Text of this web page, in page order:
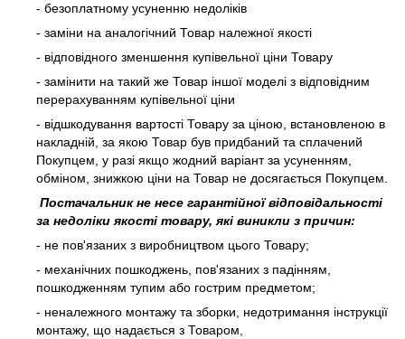
- безоплатному усуненню недоліків
- заміни на аналогічний Товар належної якості
- відповідного зменшення купівельної ціни Товару
- замінити на такий же Товар іншої моделі з відповідним
перерахуванням купівельної ціни
- відшкодування вартості Товару за ціною, встановленою в
накладній, за якою Товар був придбаний та сплачений
Покупцем, у разі якщо жодний варіант за усуненням,
обміном, знижкою ціни на Товар не досягається Покупцем.
Постачальник не несе гарантійної відповідальності
за недоліки якості товару, які виникли з причин:
- не пов'язаних з виробництвом цього Товару;
- механічних пошкоджень, пов'язаних з падінням,
пошкодженням тупим або гострим предметом;
- неналежного монтажу та зборки, недотримання інструкції
монтажу, що надається з Товаром,